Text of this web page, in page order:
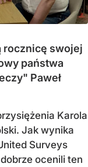
rocznicę swojej
państwa
Paweł
Karola
Jak wynika
Surveys
ocenili ten